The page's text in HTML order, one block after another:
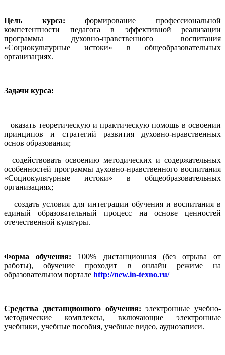
Цель курса: формирование профессиональной
компетентности педагога в эффективной реализации
программы духовно-нравственного воспитания
«Социокультурные истоки» в общеобразовательных
организациях.
Задачи курса:
– оказать теоретическую и практическую помощь в освоении
принципов и стратегий развития духовно-нравственных
основ образования;
– содействовать освоению методических и содержательных
особенностей программы духовно-нравственного воспитания
«Социокультурные истоки» в общеобразовательных
организациях;
– создать условия для интеграции обучения и воспитания в
единый образовательный процесс на основе ценностей
отечественной культуры.
Форма обучения: 100% дистанционная (без отрыва от
работы), обучение проходит в онлайн режиме на
образовательном портале http://new.in-texno.ru/
Средства дистанционного обучения: электронные учебно-
методические комплексы, включающие электронные
учебники, учебные пособия, учебные видео, аудиозаписи.